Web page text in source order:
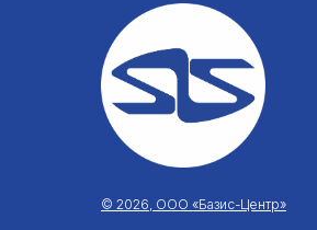
© 2026, ООО «Базис-Центр»